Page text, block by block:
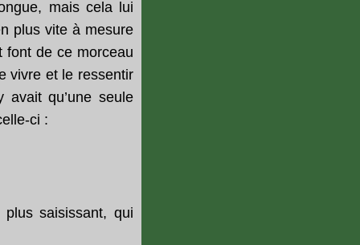
mais cela lui
plus vite à mesure
font de ce morceau
vivre et le ressentir
avait qu’une seule
ci :
saisissant, qui